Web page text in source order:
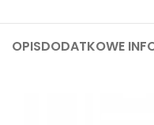
OPISDODATKOWE